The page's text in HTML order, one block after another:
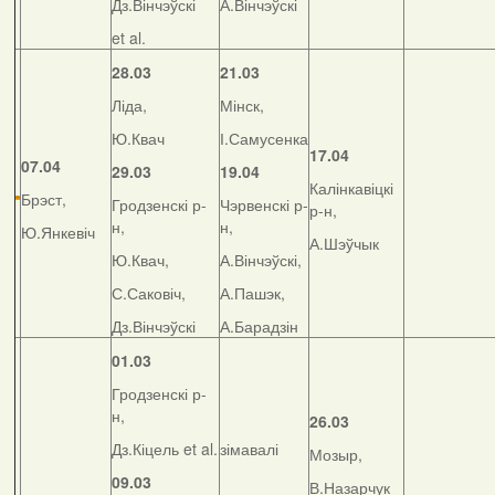
Дз.Вінчэўскі
et al.
А.Вінчэўскі
07.04
Брэст,
Ю.Янкевіч
28.03
Ліда,
Ю.Квач
29.03
Гродзенскі р-
н,
Ю.Квач,
С.Саковіч,
Дз.Вінчэўскі
21.03
Мінск,
І.Самусенка
19.04
Чэрвенскі р-
н,
А.Вінчэўскі,
А.Пашэк,
А.Барадзін
17.04
Калінкавіцкі
р-н,
А.Шэўчык
01.03
Гродзенскі р-
н,
Дз.Кіцель et al.
09.03
зімавалі
26.03
Мозыр,
В.Назарчук